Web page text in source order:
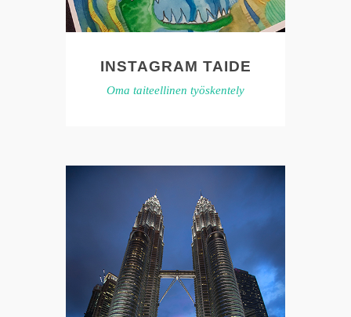
INSTAGRAM TAIDE
Oma taiteellinen työskentely